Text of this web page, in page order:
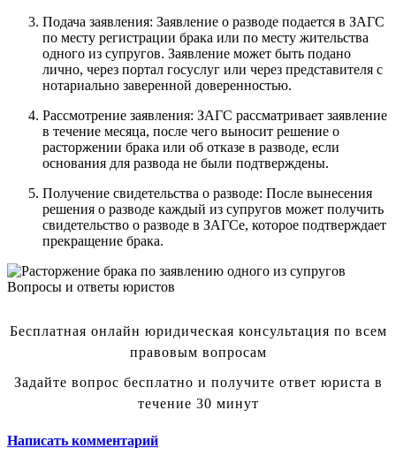
Подача заявления: Заявление о разводе подается в ЗАГС
по месту регистрации брака или по месту жительства
одного из супругов. Заявление может быть подано
лично, через портал госуслуг или через представителя с
нотариально заверенной доверенностью.
Рассмотрение заявления: ЗАГС рассматривает заявление
в течение месяца, после чего выносит решение о
расторжении брака или об отказе в разводе, если
основания для развода не были подтверждены.
Получение свидетельства о разводе: После вынесения
решения о разводе каждый из супругов может получить
свидетельство о разводе в ЗАГСе, которое подтверждает
прекращение брака.
Вопросы и ответы юристов
Бесплатная онлайн юридическая консультация по всем
правовым вопросам
Задайте вопрос бесплатно и получите ответ юриста в
течение 30 минут
Написать комментарий